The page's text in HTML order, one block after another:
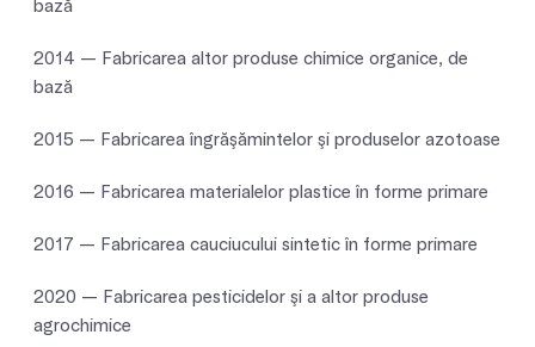
bază
2014 — Fabricarea altor produse chimice organice, de
bază
2015 — Fabricarea îngrăşămintelor şi produselor azotoase
2016 — Fabricarea materialelor plastice în forme primare
2017 — Fabricarea cauciucului sintetic în forme primare
2020 — Fabricarea pesticidelor şi a altor produse
agrochimice